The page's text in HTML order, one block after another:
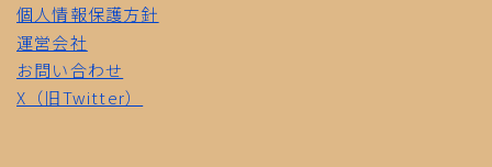
個人情報保護方針
運営会社
お問い合わせ
X（旧Twitter）